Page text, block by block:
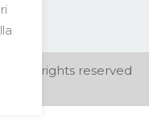
All rights reserved